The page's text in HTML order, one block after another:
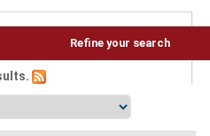
Refine your search